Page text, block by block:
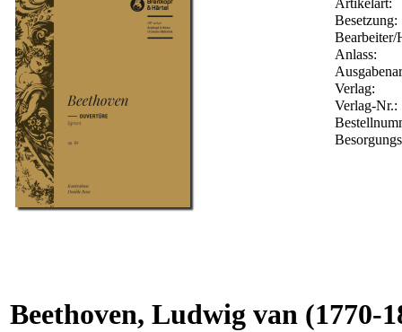
Besetzung:
Bearbeiter/
Anlass:
Verlag:
Verlag-Nr.:
Beethoven, Ludwig van (1770-